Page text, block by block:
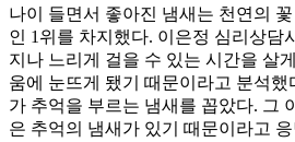
나이 들면서 좋아진 냄새는 천연의
인 1위를 차지했다. 이은정 심리상담
지나 느리게 걸을 수 있는 시간을 살
움에 눈뜨게 됐기 때문이라고 분석했
가 추억을 부르는 냄새를 꼽았다. 그
은 추억의 냄새가 있기 때문이라고